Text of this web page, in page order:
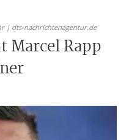
| dts-nachrichtenagentur.de
Marcel Rapp